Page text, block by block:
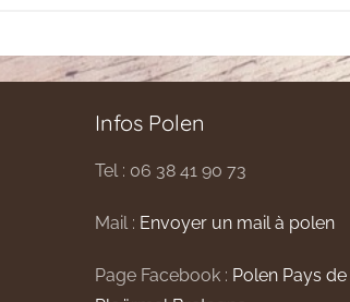
Infos Polen
Tel : 06 38 41 90 73
Mail : Envoyer un mail à polen
Page Facebook : Polen Pays de